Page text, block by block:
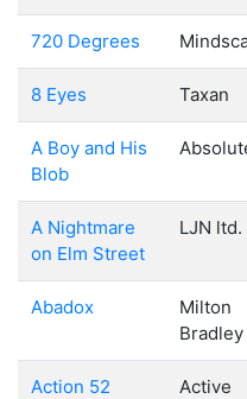
720 Degrees
8 Eyes Taxan
A Boy and His
Blob
A Nightmare
on Elm Street
LJN ltd.
Abadox
Milton
Bradley
Action 52
Active